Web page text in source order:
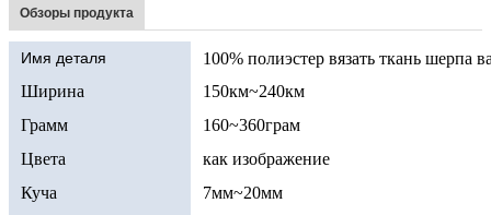
Обзоры продукта
Имя деталя
100% полиэстер вязать ткань шерпа
Ширина
150км~240км
Грамм
160~360грам
Цвета
как изображение
Куча
7мм~20мм